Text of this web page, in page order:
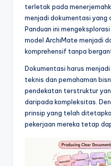
A
si
terletak pada
menjadi dokumentasi yang
Panduan ini
model ArchiMate menjadi
komprehensif tanpa
Dokumentasi harus
teknis dan pemahaman
pendekatan terstruktur
daripada kompleksitas.
prinsip yang telah
pekerjaan mereka tetap